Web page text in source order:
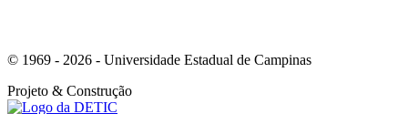
© 1969 - 2026 - Universidade Estadual de Campinas
Projeto & Construção